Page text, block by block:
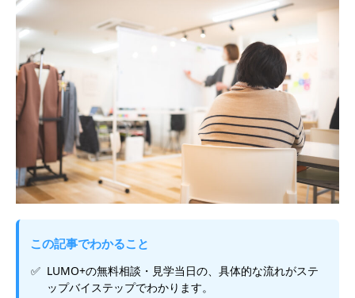
この記事でわかること
LUMO+の無料相談・見学当日の、具体的な流れがステ
ップバイステップでわかります。